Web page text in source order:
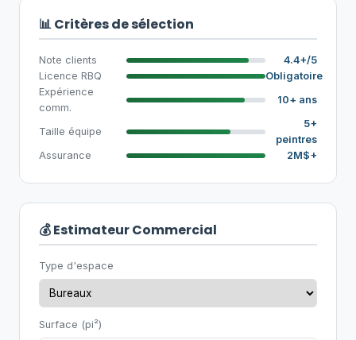
📊 Critères de sélection
Note clients
4.4+/5
Licence RBQ
Obligatoire
Expérience
comm.
10+ ans
Taille équipe
5+
peintres
Assurance
2M$+
💰 Estimateur Commercial
Type d'espace
Surface (pi²)